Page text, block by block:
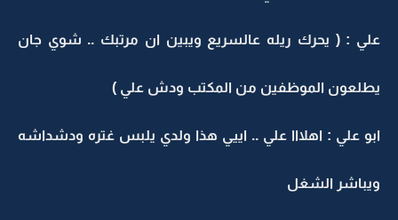
علي : ( يحرك ريله عالسريع ويبين ان مرتبك .. شوي جان
يطلعون الموظفين من المكتب ودش علي )
ابو علي : اهلااا علي .. اييي هذا ولدي يلبس غتره ودشداشه
ويباشر الشغل